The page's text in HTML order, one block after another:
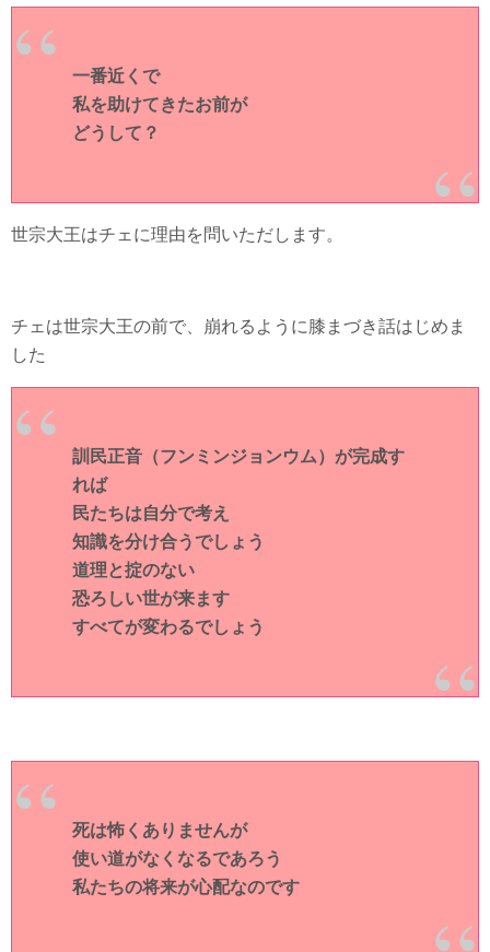
一番近くで
私を助けてきたお前が
どうして？
世宗大王はチェに理由を問いただします。
チェは世宗大王の前で、崩れるように膝まづき話はじめま
した
訓民正音（フンミンジョンウム）が完成す
れば
民たちは自分で考え
知識を分け合うでしょう
道理と掟のない
恐ろしい世が来ます
すべてが変わるでしょう
死は怖くありませんが
使い道がなくなるであろう
私たちの将来が心配なのです